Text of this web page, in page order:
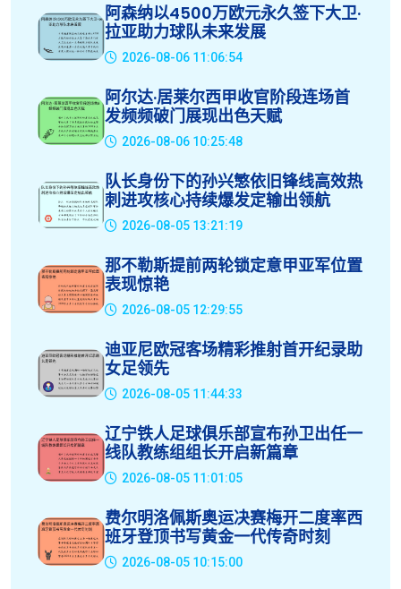
阿森纳以4500万欧元永久签下大卫·
拉亚助力球队未来发展
2026-08-06 11:06:54
阿尔达·居莱尔西甲收官阶段连场首
发频频破门展现出色天赋
2026-08-06 10:25:48
队长身份下的孙兴慜依旧锋线高效热
刺进攻核心持续爆发定输出领航
2026-08-05 13:21:19
那不勒斯提前两轮锁定意甲亚军位置
表现惊艳
2026-08-05 12:29:55
迪亚尼欧冠客场精彩推射首开纪录助
女足领先
2026-08-05 11:44:33
辽宁铁人足球俱乐部宣布孙卫出任一
线队教练组组长开启新篇章
2026-08-05 11:01:05
费尔明洛佩斯奥运决赛梅开二度率西
班牙登顶书写黄金一代传奇时刻
2026-08-05 10:15:00